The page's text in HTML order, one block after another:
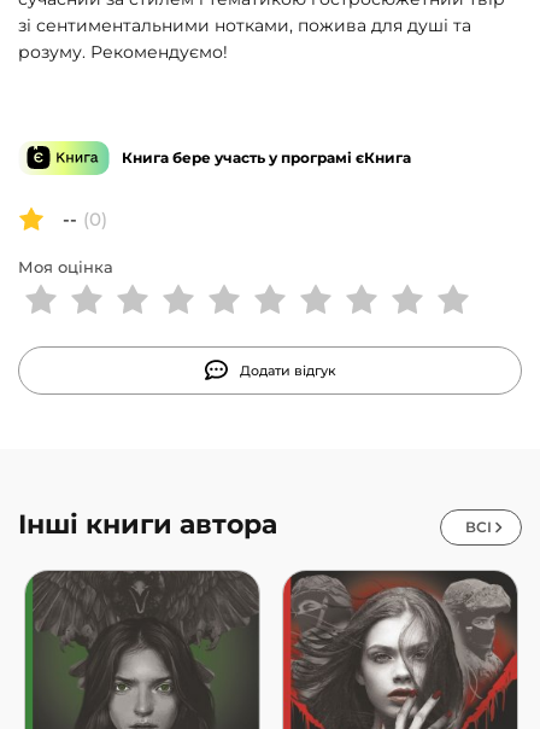
зі сентиментальними нотками, пожива для душі та
розуму. Рекомендуємо!
Книга бере участь у програмі єКнига
-- (0)
Моя оцінка
Додати відгук
Інші книги автора ВСІ